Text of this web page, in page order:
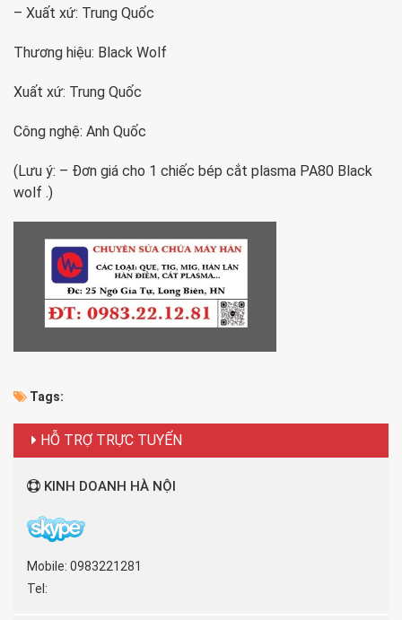
– Xuất xứ: Trung Quốc
Thương hiệu: Black Wolf
Xuất xứ: Trung Quốc
Công nghệ: Anh Quốc
(Lưu ý: – Đơn giá cho 1 chiếc bép cắt plasma PA80 Black
wolf .)
Tags:
HỖ TRỢ TRỰC TUYẾN
KINH DOANH HÀ NỘI
Mobile: 0983221281
Tel: